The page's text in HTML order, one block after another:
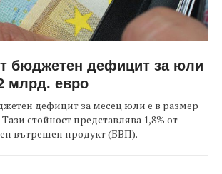
бюджетен дефицит за юли
млрд. евро
дефицит за месец юли е в размер
стойност представлява 1,8% от
вътрешен продукт (БВП).